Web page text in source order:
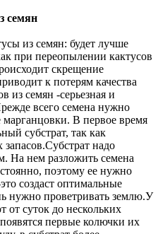
семян
из семян: будет лучше
при переопылении кактусов
скрещение
к потерям качества
из семян -серьезная и
всего семена нужно
марганцовки. В первое время
субстрат, так как
запасов.Субстрат надо
На нем разложить семена
поэтому ее нужно
создаст оптимальные
нужно проветривать землю.У
от суток до нескольких
первые колючки их